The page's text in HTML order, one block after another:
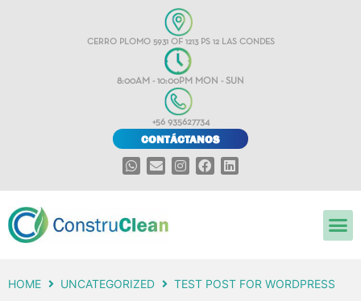
CERRO PLOMO 5931 OF 1213 PS 12 LAS CONDES
8:00AM - 10:00PM MON - SUN
+56 935627734
CONTÁCTANOS
HOME UNCATEGORIZED TEST POST FOR WORDPRESS